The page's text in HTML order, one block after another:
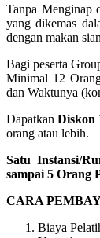
Tanpa Menginap
yang dikemas
dengan makan
Bagi peserta
Minimal 12
dan Waktunya
Dapatkan Diskon
orang atau lebih.
Satu Instansi/
sampai 5 Orang
CARA
Biaya